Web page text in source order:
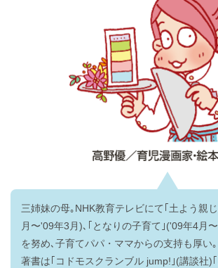
三姉妹の母｡NHK教育テレビにて｢土よう親
月〜'09年3月)､｢となりの子育て｣('09年4月
を努め､子育てパパ・ママからの支持も厚い｡
著書は｢コドモスクランブル jump!｣(講談社)